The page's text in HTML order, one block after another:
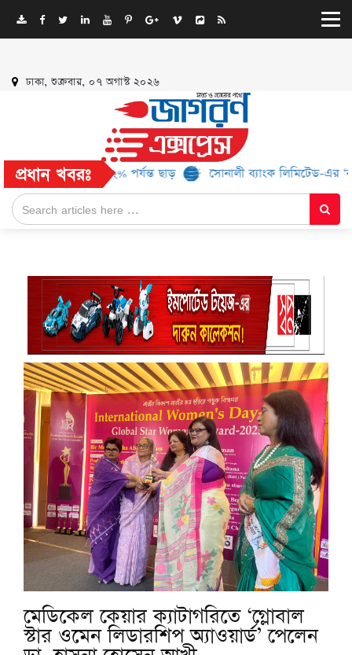
ঢাকা, শুক্রবার, ০৭ অগাস্ট ২০২৬
প্রধান খবরঃ
মিলবে ৫২% পর্যন্ত ছাড় সোনালী ব্যাংক লিমিটেড-এর ‘কৃষক
মেডিকেল কেয়ার ক্যাটাগরিতে ‘গ্লোবাল
স্টার ওমেন লিডারশিপ অ্যাওয়ার্ড’ পেলেন